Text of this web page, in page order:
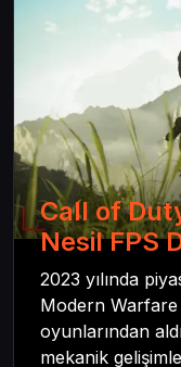
Call of
Nesil FPS
2023 yılında
Modern
oyunlarından
mekanik